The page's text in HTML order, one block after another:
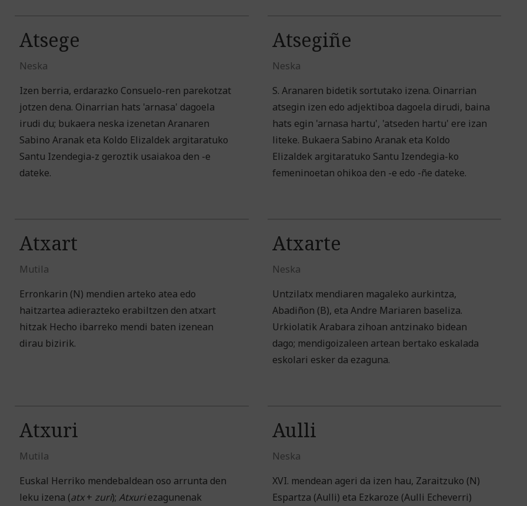
Atsege
Neska
Izen berria, erdarazko Consuelo-ren parekotzat
jotzen dena. Oinarrian hats 'arnasa' dagoela
irudi du; bukaera neska izenetan Aranaren
Sabino Aranak eta Koldo Elizaldek argitaratuko
Santu Izendegia-z geroztik usaiakoa den -e
dateke.
Atsegiñe
Neska
S. Aranaren bidetik sortutako izena. Oinarrian
atsegin izen edo adjektiboa dagoela dirudi, baina
hats egin 'arnasa hartu', 'atseden hartu' ere izan
liteke. Bukaera Sabino Aranak eta Koldo
Elizaldek argitaratuko Santu Izendegia-ko
femeninoetan ohikoa den -e edo -ñe dateke.
Atxart
Mutila
Erronkarin (N) mendien arteko atea edo
haitzartea adierazteko erabiltzen den atxart
hitzak Hecho ibarreko mendi baten izenean
dirau bizirik.
Atxarte
Neska
Untzilatx mendiaren magaleko aurkintza,
Abadiñon (B), eta Andre Mariaren baseliza.
Urkiolatik Arabara zihoan antzinako bidean
dago; mendigoizaleen artean bertako eskalada
eskolari esker da ezaguna.
Atxuri
Mutila
Euskal Herriko mendebaldean oso arrunta den
leku izena (atx+ zuri);Atxuriezagunenak
Aulli
Neska
XVI. mendean ageri da izen hau, Zaraitzuko (N)
Espartza (Aulli) eta Ezkaroze (Aulli Echeverri)